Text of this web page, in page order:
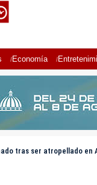
Economía
tras ser atropellado en